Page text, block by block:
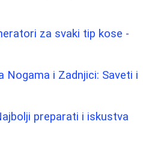
za svaki tip kose -
Nogama i Zadnjici: Saveti i
preparati i iskustva